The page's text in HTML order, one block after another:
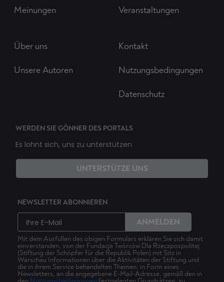
Meinungen Veranstaltungen
Über uns
Unsere Autoren
Kontakt
Nutzungsbedingungen
Datenschutz
WERDEN SIE GÖNNER DES PORTALS
Es lohnt sich, uns zu unterstützen
UNTERSTÜTZE UNS
NEWSLETTER ABONNIEREN
ANMELDEN
Mit dem Ausfüllen des obigen Formulars erklären Sie sich damit
einverstanden, von der Fundacja Twórców Dla Rzeczpospolitej
(Stiftung der Schöpfer für die Republik Polen) mit Sitz in
Warschau Informationen über die Aktivitäten der Stiftung und
die in ihrem Service behandelten Themen, in Form eines
Newsletters, an die angegebene E-Mail-Adresse, gemäß den in